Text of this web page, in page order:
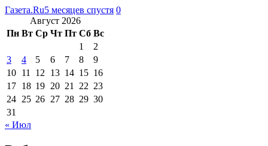
Газета.Ru5 месяцев спустя 0
Август 2026
Пн Вт Ср Чт Пт Сб Вс
1
2
3
4 5 6 7 8
9
10 11 12 13 14 15 16
17 18 19 20 21 22 23
24 25 26 27 28 29 30
31
« Июл